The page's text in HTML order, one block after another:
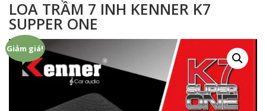
LOA TRẦM 7 INH KENNER K7
SUPPER ONE
Giảm giá!